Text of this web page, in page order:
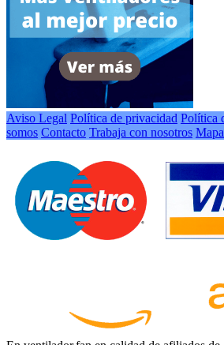
Aviso Legal Política de privacidad Política
somos Contacto Trabaja con nosotros